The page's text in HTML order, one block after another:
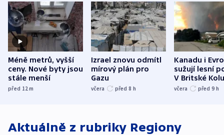
Méně metrů, vyšší
ceny. Nové byty jsou
stále menší
před 12m
Izrael znovu odmítl
mírový plán pro
Gazu
včera před 8 h
Kanadu i
sužují lesní
V Britské
evakuovali
včera před 9 h
Aktuálně z rubriky Regiony